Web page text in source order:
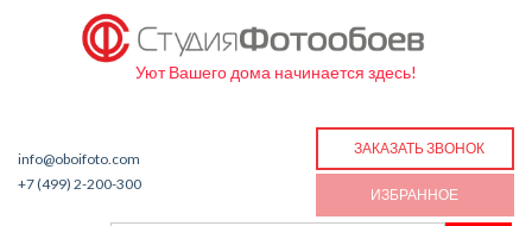
Уют Вашего дома начинается здесь!
info@oboifoto.com
+7 (499) 2-200-300
ЗАКАЗАТЬ ЗВОНОК
ИЗБРАННОЕ